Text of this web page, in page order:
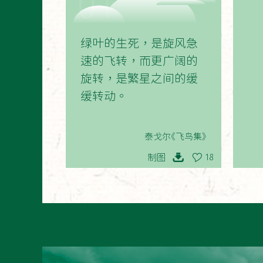
绿叶的生死，是旋风急
速的飞转，而更广阔的
旋转，是繁星之间的缓
缓转动。
泰戈尔《飞鸟集》
制图 18